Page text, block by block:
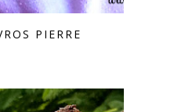
PIERRE